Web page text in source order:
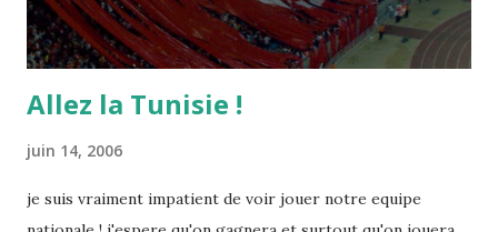
Allez la Tunisie !
juin 14, 2006
je suis vraiment impatient de voir jouer notre equipe